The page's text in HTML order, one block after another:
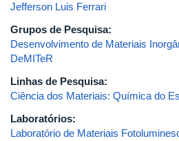
Jefferson Luis Ferrari
Grupos de Pesquisa:
Desenvolvimento de Materiais
DeMITeR
Linhas de Pesquisa:
Ciência dos Materiais: Química do
Laboratórios:
Laboratório de Materiais